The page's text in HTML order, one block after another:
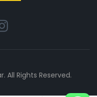
All Rights Reserved.